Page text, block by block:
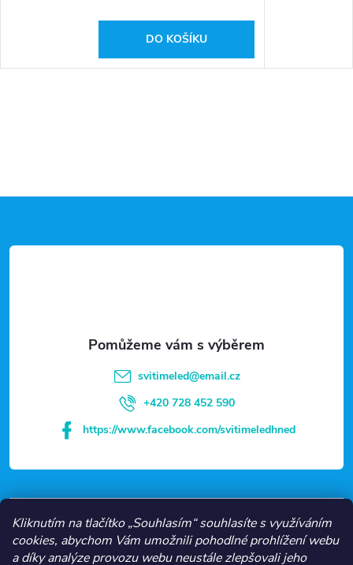
Kliknutím na tlačítko „Souhlasím“ souhlasíte s využíváním
cookies, abychom Vám umožnili pohodlné prohlížení webu
a díky analýze provozu webu neustále zlepšovali jeho
DO KOŠÍKU
á
VŠE O NÁKUPU
svitimeled@email.cz
+420 728 452 590
https://www.facebook.com/svitimeledhned